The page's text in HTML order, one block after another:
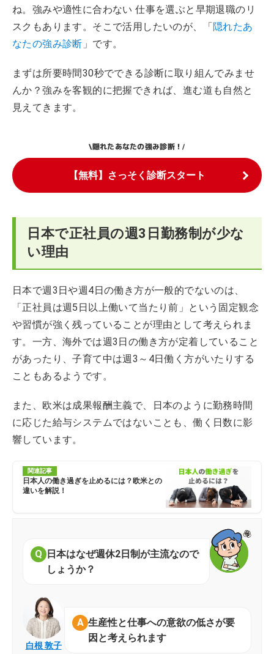
ね。強みや適性に合わない 仕事を選ぶと早期退職のリ
スクもあります。そこで活用したいのが、「 隠れたあ
なたの強み診断 」です。
まずは所要時間30秒でできる診断に取り組んでみませ
んか？強みを客観的に把握できれば、進む道も自然と
見えてきます。
\隠れたあなたの強み診断！/
【無料】さっそく診断スタート
日本で正社員の週3日勤務制が少な
い理由
日本で週3日や週4日の働き方が一般的でないのは、
「正社員は週5日以上働いて当たり前」という固定観念
や習慣が強く残っていることが理由として考えられま
す。一方、海外では週3日の働き方が定着していること
があったり、子育て中は週3～4日働く方がいたりする
こともあるようです。
また、欧米は成果報酬主義で、日本のように勤務時間
に応じた給与システムではないことも、働く日数に影
響しています。
関連記事
日本人の働き過ぎを止めるには？欧米との
違いを解説！
日本はなぜ週休2日制が主流なので
しょうか？
白根 敦子
生産性と仕事への意欲の低さが要
因と考えられます